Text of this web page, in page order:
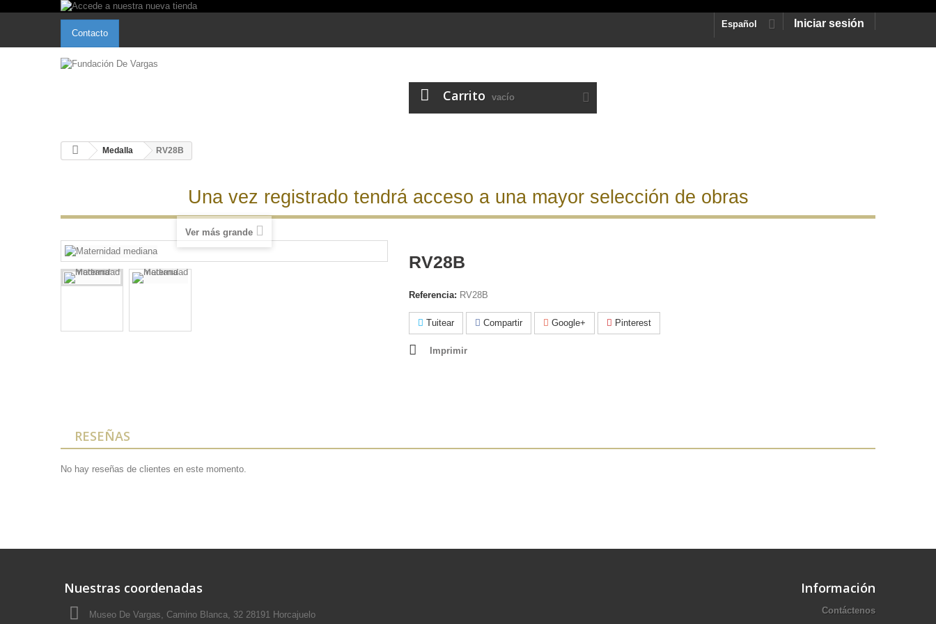
Iniciar sesión
Español
Contacto
Carrito vacío
Medalla RV28B
Una vez registrado tendrá acceso a una mayor selección de obras
Ver más grande
RV28B
Referencia: RV28B
Tuitear Compartir Google+ Pinterest
Imprimir
RESEÑAS
No hay reseñas de clientes en este momento.
Información
Contáctenos
Nuestras coordenadas
Museo De Vargas, Camino Blanca, 32 28191 Horcajuelo